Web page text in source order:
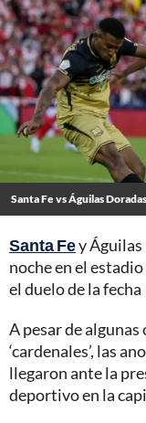
Santa Fe vs Águilas
Santa Fey
noche en el
el duelo de la
A pesar de algunas
‘cardenales’, las
llegaron ante la
deportivo en la